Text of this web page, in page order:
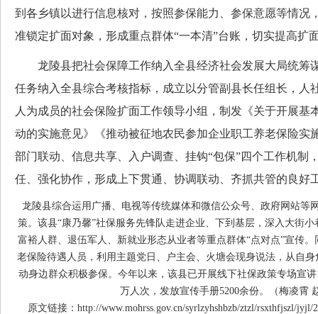
到各乡镇以进行信息核对，按照参保能力、参保意愿等情况
准锁定扩面对象，形成重点群体“一本清”台账，切实提高扩
龙陵县把社会保障工作纳入全县经济社会发展大局统筹
任务纳入全县综合考核指标，成立以分管副县长任组长，人
人为成员的社会保险扩面工作领导小组，制发《关于开展基
动的实施意见》《推动被征地农民参加企业职工养老保险实
部门联动、信息共享、入户调查、挂钩“包保”四个工作机制
任、强化协作，形成上下贯通、协调联动、齐抓共管的良好
龙陵县综合运用广播、电视等传统媒体和微信公众号、政府网站等
策。该县“康乃馨”社保服务先锋队走进企业、下到基层，深入大街
富裕人群、退伍军人、新就业形态从业者等重点群体“点对点”宣传
老保险待遇人员，利用主题党日、户主会、火塘会现身说法，从自
动身边群众积极参保。今年以来，该县已开展线下社保政策专场宣
万人次，发放宣传手册5200余份。（梅凌霄
原文链接：http://www.mohrss.gov.cn/syrlzyhshbzb/ztzl/rsxthfjszl/jyjl/